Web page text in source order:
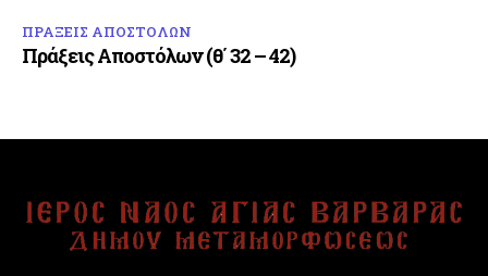
ΠΡΑΞΕΙΣ ΑΠΟΣΤΟΛΩΝ
Πράξεις Αποστόλων (θ΄ 32 – 42)